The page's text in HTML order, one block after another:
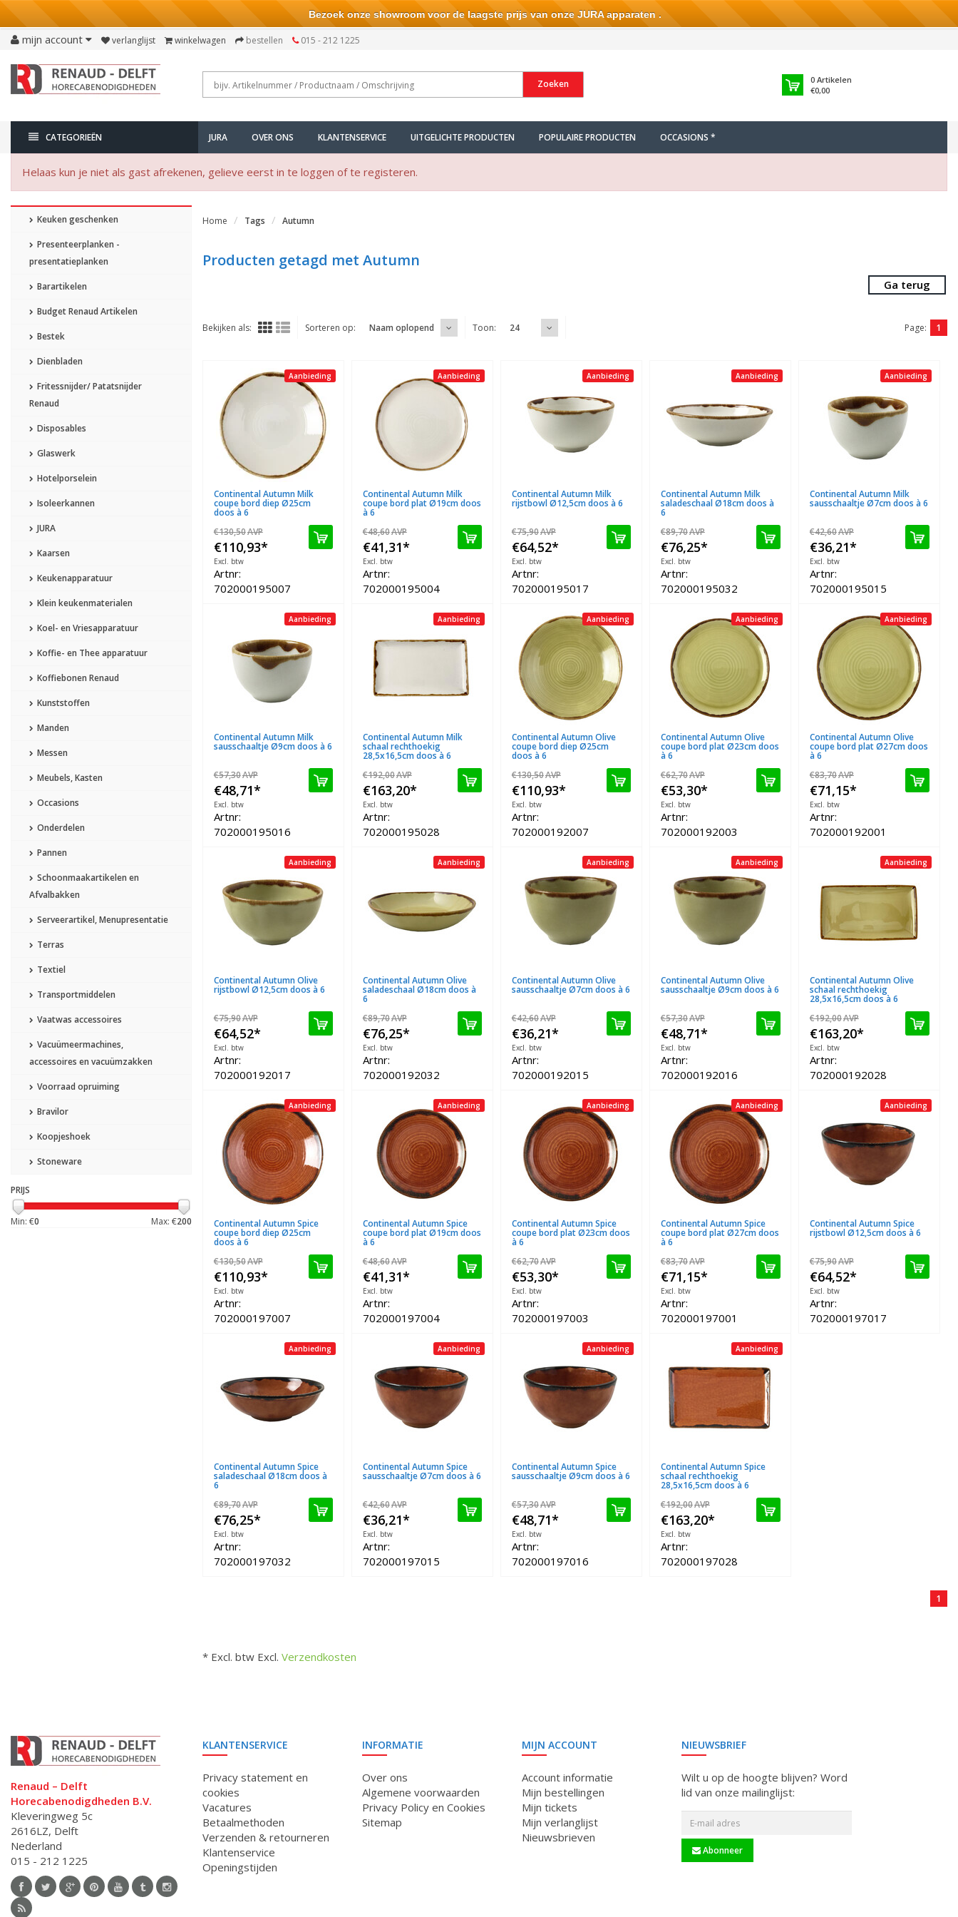
mijn account verlanglijst winkelwagen bestellen 015 - 212 1225
Zoeken 0Artikelen
€0,00
CATEGORIEËN JURA OVER ONS KLANTENSERVICE UITGELICHTE PRODUCTEN POPULAIRE PRODUCTEN OCCASIONS *
Helaas kun je niet als gast afrekenen, gelieve eerst in te loggen of te registeren.
Keuken geschenken
Presenteerplanken -
presentatieplanken
Barartikelen
Budget Renaud Artikelen
Bestek
Dienbladen
Fritessnijder/ Patatsnijder
Renaud
Disposables
Glaswerk
Hotelporselein
Isoleerkannen
JURA
Kaarsen
Keukenapparatuur
Klein keukenmaterialen
Koel- en Vriesapparatuur
Koffie- en Thee apparatuur
Koffiebonen Renaud
Kunststoffen
Manden
Messen
Meubels, Kasten
Occasions
Onderdelen
Pannen
Schoonmaakartikelen en
Afvalbakken
Serveerartikel, Menupresentatie
Terras
Textiel
Transportmiddelen
Vaatwas accessoires
Vacuümeermachines,
accessoires en vacuümzakken
Voorraad opruiming
Bravilor
Koopjeshoek
Stoneware
PRIJS
Min: €0 Max: €200
Home Tags Autumn
Producten getagd met Autumn
Ga terug
Bekijken als: Sorteren op: Naam oplopend Toon: 24 Page: 1
Aanbieding
Continental Autumn Milk
coupe bord diep Ø25cm
doos à 6
€130,50AVP
€110,93*
Excl. btw
Artnr:
702000195007
Aanbieding
Continental Autumn Milk
coupe bord plat Ø19cm doos
à 6
€48,60AVP
€41,31*
Excl. btw
Artnr:
702000195004
Aanbieding
Continental Autumn Milk
rijstbowl Ø12,5cm doos à 6
€75,90AVP
€64,52*
Excl. btw
Artnr:
702000195017
Aanbieding
Continental Autumn Milk
saladeschaal Ø18cm doos à
6
€89,70AVP
€76,25*
Excl. btw
Artnr:
702000195032
Aanbieding
Continental Autumn Milk
sausschaaltje Ø7cm doos à 6
€42,60AVP
€36,21*
Excl. btw
Artnr:
702000195015
Aanbieding
Continental Autumn Milk
sausschaaltje Ø9cm doos à 6
€57,30AVP
€48,71*
Excl. btw
Artnr:
702000195016
Aanbieding
Continental Autumn Milk
schaal rechthoekig
28,5x16,5cm doos à 6
€192,00AVP
€163,20*
Excl. btw
Artnr:
702000195028
Aanbieding
Continental Autumn Olive
coupe bord diep Ø25cm
doos à 6
€130,50AVP
€110,93*
Excl. btw
Artnr:
702000192007
Aanbieding
Continental Autumn Olive
coupe bord plat Ø23cm doos
à 6
€62,70AVP
€53,30*
Excl. btw
Artnr:
702000192003
Aanbieding
Continental Autumn Olive
coupe bord plat Ø27cm doos
à 6
€83,70AVP
€71,15*
Excl. btw
Artnr:
702000192001
Aanbieding
Continental Autumn Olive
rijstbowl Ø12,5cm doos à 6
€75,90AVP
€64,52*
Excl. btw
Artnr:
702000192017
Aanbieding
Continental Autumn Olive
saladeschaal Ø18cm doos à
6
€89,70AVP
€76,25*
Excl. btw
Artnr:
702000192032
Aanbieding
Continental Autumn Olive
sausschaaltje Ø7cm doos à 6
€42,60AVP
€36,21*
Excl. btw
Artnr:
702000192015
Aanbieding
Continental Autumn Olive
sausschaaltje Ø9cm doos à 6
€57,30AVP
€48,71*
Excl. btw
Artnr:
702000192016
Aanbieding
Continental Autumn Olive
schaal rechthoekig
28,5x16,5cm doos à 6
€192,00AVP
€163,20*
Excl. btw
Artnr:
702000192028
Aanbieding
Continental Autumn Spice
coupe bord diep Ø25cm
doos à 6
€130,50AVP
€110,93*
Excl. btw
Artnr:
702000197007
Aanbieding
Continental Autumn Spice
coupe bord plat Ø19cm doos
à 6
€48,60AVP
€41,31*
Excl. btw
Artnr:
702000197004
Aanbieding
Continental Autumn Spice
coupe bord plat Ø23cm doos
à 6
€62,70AVP
€53,30*
Excl. btw
Artnr:
702000197003
Aanbieding
Continental Autumn Spice
coupe bord plat Ø27cm doos
à 6
€83,70AVP
€71,15*
Excl. btw
Artnr:
702000197001
Aanbieding
Continental Autumn Spice
rijstbowl Ø12,5cm doos à 6
€75,90AVP
€64,52*
Excl. btw
Artnr:
702000197017
Aanbieding
Continental Autumn Spice
saladeschaal Ø18cm doos à
6
€89,70AVP
€76,25*
Excl. btw
Artnr:
702000197032
Aanbieding
Continental Autumn Spice
sausschaaltje Ø7cm doos à 6
€42,60AVP
€36,21*
Excl. btw
Artnr:
702000197015
Aanbieding
Continental Autumn Spice
sausschaaltje Ø9cm doos à 6
€57,30AVP
€48,71*
Excl. btw
Artnr:
702000197016
Aanbieding
Continental Autumn Spice
schaal rechthoekig
28,5x16,5cm doos à 6
€192,00AVP
€163,20*
Excl. btw
Artnr:
702000197028
1
* Excl. btw Excl. Verzendkosten
Renaud – Delft
Horecabenodigdheden B.V.
Kleveringweg 5c
2616LZ, Delft
Nederland
015 - 212 1225
KLANTENSERVICE
Privacy statement en
cookies
Vacatures
Betaalmethoden
Verzenden & retourneren
Klantenservice
Openingstijden
INFORMATIE
Over ons
Algemene voorwaarden
Privacy Policy en Cookies
Sitemap
MIJN ACCOUNT
Account informatie
Mijn bestellingen
Mijn tickets
Mijn verlanglijst
Nieuwsbrieven
NIEUWSBRIEF
Wilt u op de hoogte blijven? Word
lid van onze mailinglijst:
Abonneer
Bezoek onze showroom voor de laagste prijs van onze JURA apparaten .